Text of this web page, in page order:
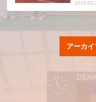
アーカ